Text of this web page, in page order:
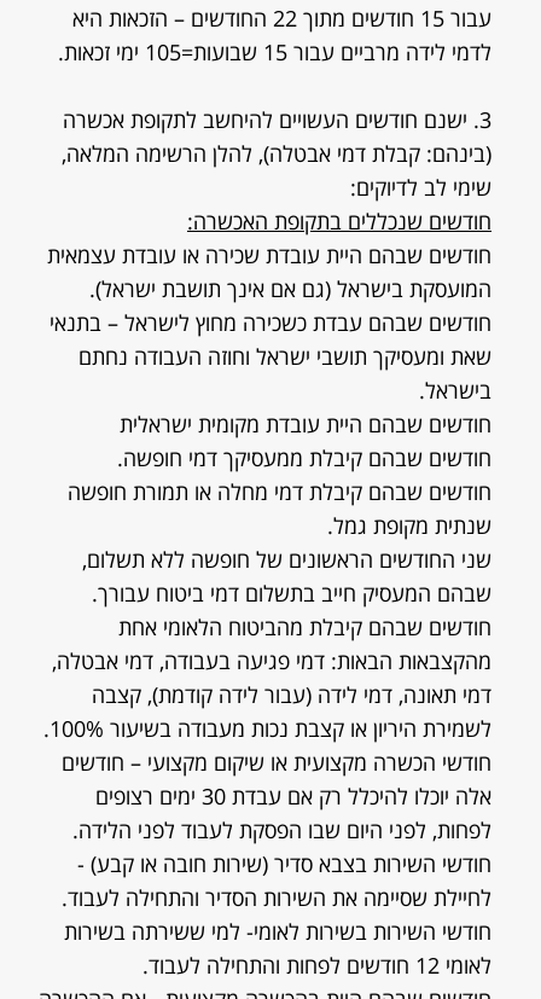
עבור 15 חודשים מתוך 22 החודשים – הזכאות היא
לדמי לידה מרביים עבור 15 שבועות=105 ימי זכאות.
3. ישנם חודשים העשויים להיחשב לתקופת אכשרה
(בינהם: קבלת דמי אבטלה), להלן הרשימה המלאה,
שימי לב לדיוקים:
חודשים שנכללים בתקופת האכשרה:
חודשים שבהם היית עובדת שכירה או עובדת עצמאית
המועסקת בישראל (גם אם אינך תושבת ישראל).
חודשים שבהם עבדת כשכירה מחוץ לישראל – בתנאי
שאת ומעסיקך תושבי ישראל וחוזה העבודה נחתם
בישראל.
חודשים שבהם היית עובדת מקומית ישראלית
חודשים שבהם קיבלת ממעסיקך דמי חופשה.
חודשים שבהם קיבלת דמי מחלה או תמורת חופשה
שנתית מקופת גמל.
שני החודשים הראשונים של חופשה ללא תשלום,
שבהם המעסיק חייב בתשלום דמי ביטוח עבורך.
חודשים שבהם קיבלת מהביטוח הלאומי אחת
מהקצבאות הבאות: דמי פגיעה בעבודה, דמי אבטלה,
דמי תאונה, דמי לידה (עבור לידה קודמת), קצבה
לשמירת היריון או קצבת נכות מעבודה בשיעור 100%.
חודשי הכשרה מקצועית או שיקום מקצועי – חודשים
אלה יוכלו להיכלל רק אם עבדת 30 ימים רצופים
לפחות, לפני היום שבו הפסקת לעבוד לפני הלידה.
חודשי השירות בצבא סדיר (שירות חובה או קבע) -
לחיילת שסיימה את השירות הסדיר והתחילה לעבוד.
חודשי השירות בשירות לאומי- למי ששירתה בשירות
לאומי 12 חודשים לפחות והתחילה לעבוד.